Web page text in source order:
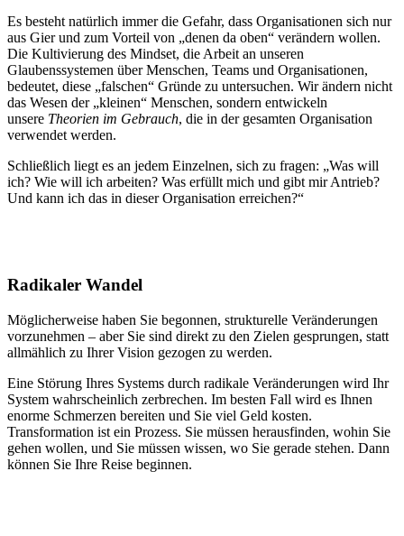
Es besteht natürlich immer die Gefahr, dass Organisationen sich nur
aus Gier und zum Vorteil von „denen da oben“ verändern wollen.
Die Kultivierung des Mindset, die Arbeit an unseren
Glaubenssystemen über Menschen, Teams und Organisationen,
bedeutet, diese „falschen“ Gründe zu untersuchen. Wir ändern nicht
das Wesen der „kleinen“ Menschen, sondern entwickeln
unsere Theorien im Gebrauch, die in der gesamten Organisation
verwendet werden.
Schließlich liegt es an jedem Einzelnen, sich zu fragen: „Was will
ich? Wie will ich arbeiten? Was erfüllt mich und gibt mir Antrieb?
Und kann ich das in dieser Organisation erreichen?“
Radikaler Wandel
Möglicherweise haben Sie begonnen, strukturelle Veränderungen
vorzunehmen – aber Sie sind direkt zu den Zielen gesprungen, statt
allmählich zu Ihrer Vision gezogen zu werden.
Eine Störung Ihres Systems durch radikale Veränderungen wird Ihr
System wahrscheinlich zerbrechen. Im besten Fall wird es Ihnen
enorme Schmerzen bereiten und Sie viel Geld kosten.
Transformation ist ein Prozess. Sie müssen herausfinden, wohin Sie
gehen wollen, und Sie müssen wissen, wo Sie gerade stehen. Dann
können Sie Ihre Reise beginnen.